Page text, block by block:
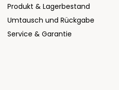
Produkt & Lagerbestand
Umtausch und Rückgabe
Service & Garantie